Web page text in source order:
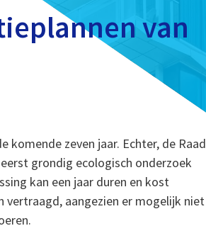
van
komende zeven jaar. Echter, de Raad
grondig ecologisch onderzoek
kan een jaar duren en kost
vertraagd, aangezien er mogelijk niet